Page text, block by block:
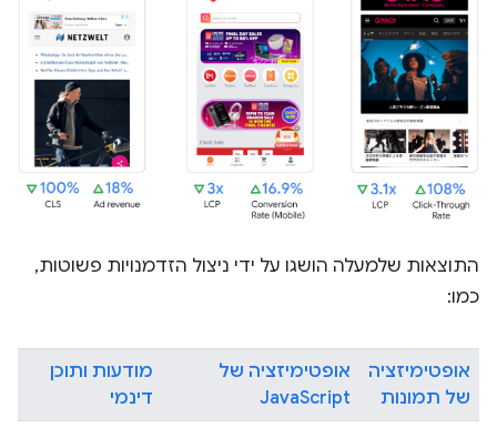
התוצאות שלמעלה הושגו על ידי ניצול הזדמנויות פשוטות,
כמו:
אופטימיזציה
של תמונות
אופטימיזציה של
JavaScript
מודעות ותוכן
דינמי